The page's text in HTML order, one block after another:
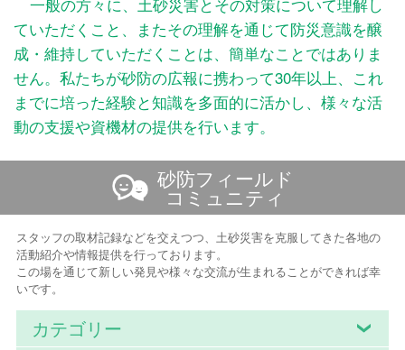
ていただくこと、またその理解を通じて防災意識を醸
成・維持していただくことは、簡単なことではありま
せん。私たちが砂防の広報に携わって30年以上、これ
までに培った経験と知識を多面的に活かし、様々な活
動の支援や資機材の提供を行います。
砂防フィールド
コミュニティ
スタッフの取材記録などを交えつつ、土砂災害を克服してきた各地の
活動紹介や情報提供を行っております。
この場を通じて新しい発見や様々な交流が生まれることができれば幸
いです。
カテゴリー